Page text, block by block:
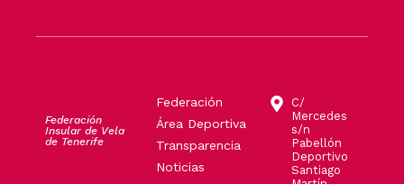
Federación
Insular de Vela
de Tenerife
Federación
Área Deportiva
Transparencia
Noticias
C/
Mercedes
s/n
Pabellón
Deportivo
Santiago